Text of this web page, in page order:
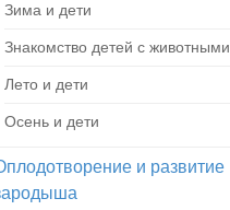
Зима и дети
Знакомство детей с животными
Лето и дети
Осень и дети
и развитие